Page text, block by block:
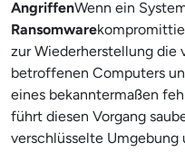
AngriffenWenn ein
Ransomware
zur Wiederherstellung die
betroffenen Computers
eines bekanntermaßen
führt diesen Vorgang
verschlüsselte